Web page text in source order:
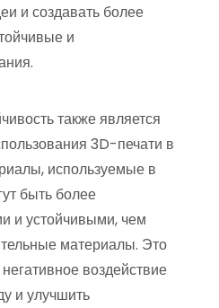
и создавать более
и
также является
3D-печати в
используемые в
быть более
и устойчивыми, чем
материалы. Это
воздействие
и улучшить